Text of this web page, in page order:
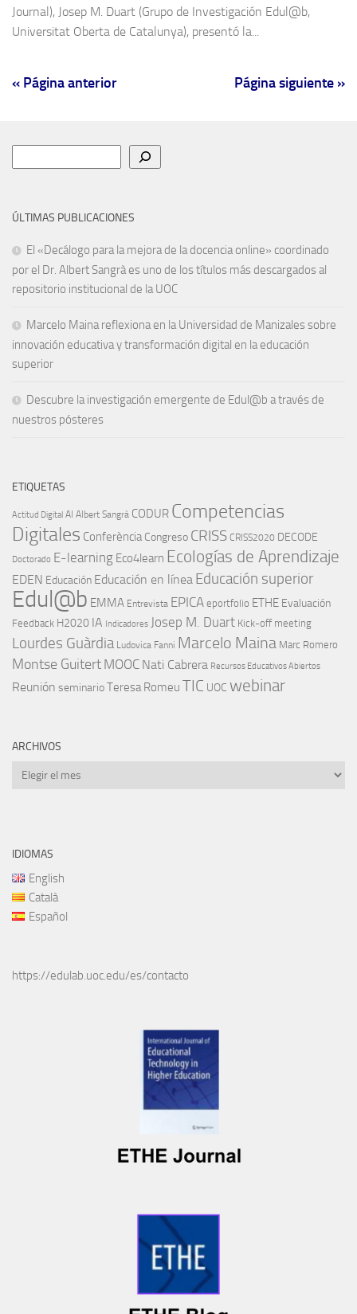
Journal), Josep M. Duart (Grupo de Investigación Edul@b,
Universitat Oberta de Catalunya), presentó la...
« Página anterior Página siguiente »
ÚLTIMAS PUBLICACIONES
El «Decálogo para la mejora de la docencia online» coordinado
por el Dr. Albert Sangrà es uno de los títulos más descargados al
repositorio institucional de la UOC
Marcelo Maina reflexiona en la Universidad de Manizales sobre
innovación educativa y transformación digital en la educación
superior
Descubre la investigación emergente de Edul@b a través de
nuestros pósteres
ETIQUETAS
Actitud Digital AI Albert Sangrà CODUR Competencias
Digitales Conferència Congreso CRISS CRISS2020 DECODE
Doctorado E-learning Eco4learn Ecologías de Aprendizaje
EDEN Educación Educación en línea Educación superior
Edul@b EMMA Entrevista EPICA eportfolio ETHE Evaluación
Feedback H2020 IA Indicadores Josep M. Duart Kick-off meeting
Lourdes Guàrdia Ludovica Fanni Marcelo Maina Marc Romero
Montse Guitert MOOC Nati Cabrera Recursos Educativos Abiertos
Reunión seminarioTeresa Romeu TIC UOC webinar
ARCHIVOS
Archivos
IDIOMAS
English
Català
Español
https://edulab.uoc.edu/es/contacto